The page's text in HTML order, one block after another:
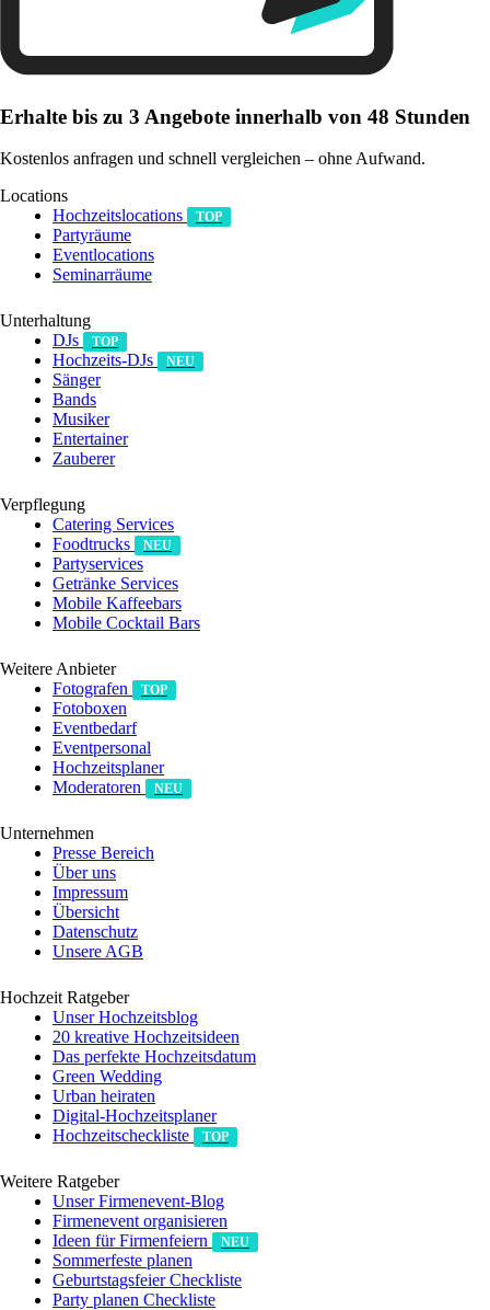
Erhalte bis zu 3 Angebote innerhalb von 48 Stunden
Kostenlos anfragen und schnell vergleichen – ohne Aufwand.
Locations
Hochzeitslocations
TOP
Partyräume
Eventlocations
Seminarräume
Unterhaltung
DJs
TOP
Hochzeits-DJs NEU
Sänger
Bands
Musiker
Entertainer
Zauberer
Verpflegung
Catering Services
Foodtrucks
NEU
Partyservices
Getränke Services
Mobile Kaffeebars
Mobile Cocktail Bars
Weitere Anbieter
Fotografen
TOP
Fotoboxen
Eventbedarf
Eventpersonal
Hochzeitsplaner
Moderatoren
NEU
Unternehmen
Presse Bereich
Über uns
Impressum
Übersicht
Datenschutz
Unsere AGB
Hochzeit Ratgeber
Unser Hochzeitsblog
20 kreative Hochzeitsideen
Das perfekte Hochzeitsdatum
Green Wedding
Urban heiraten
Digital-Hochzeitsplaner
Hochzeits­checkliste
TOP
Weitere Ratgeber
Unser Firmenevent-Blog
Firmenevent organisieren
Ideen für Firmenfeiern
NEU
Sommerfeste planen
Geburtstagsfeier Checkliste
Party planen Checkliste